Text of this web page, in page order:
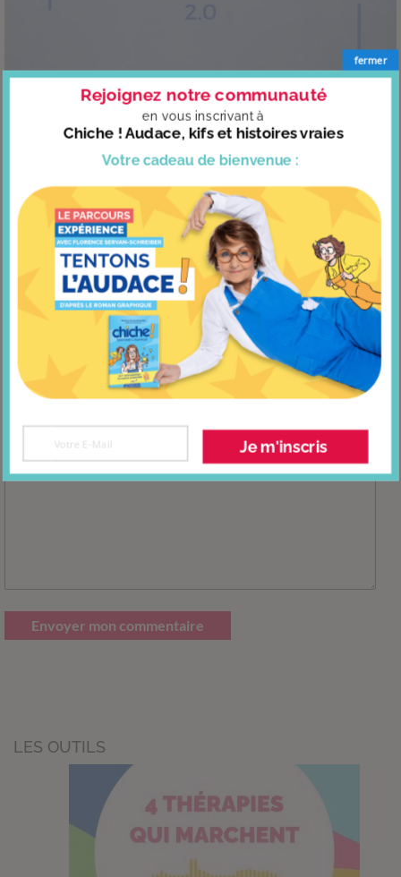
La danse 2.0
COMMENTER
Nom (requis)
Adresse e-mail (requis mais ne sera pas publiée)
Site web
Envoyer mon commentaire
LES OUTILS
Votre cadeau de bienvenue :
Rejoignez notre communauté
en vous inscrivant à
Chiche ! Audace, kifs et histoires vraies
Je m'inscris
fermer